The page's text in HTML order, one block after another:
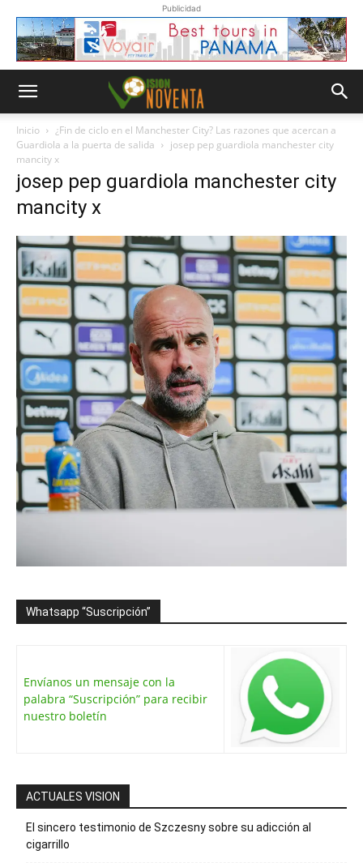
Publicidad
Inicio
¿Fin de ciclo en el Manchester City? Las razones que acercan a
Guardiola a la puerta de salida
josep pep guardiola manchester city
mancity x
josep pep guardiola manchester city
mancity x
Whatsapp “Suscripción”
Envíanos un mensaje con la
palabra “Suscripción” para recibir
nuestro boletín
ACTUALES VISION
El sincero testimonio de Szczesny sobre su adicción al
cigarrillo